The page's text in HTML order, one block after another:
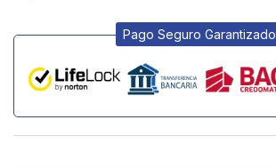
Pago Seguro Garantizado